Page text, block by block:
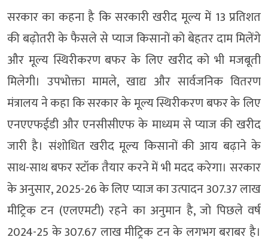
सरकार का कहना है कि सरकारी खरीद मूल्य में 13 प्रतिशत
की बढ़ोतरी के फैसले से प्याज किसानों को बेहतर दाम मिलेंगे
और मूल्य स्थिरीकरण बफर के लिए खरीद को भी मजबूती
मिलेगी। उपभोक्ता मामले, खाद्य और सार्वजनिक वितरण
मंत्रालय ने कहा कि सरकार के मूल्य स्थिरीकरण बफर के लिए
एनएएफईडी और एनसीसीएफ के माध्यम से प्याज की खरीद
जारी है। संशोधित खरीद मूल्य किसानों की आय बढ़ाने के
साथ-साथ बफर स्टॉक तैयार करने में भी मदद करेगा। सरकार
के अनुसार, 2025-26 के लिए प्याज का उत्पादन 307.37 लाख
मीट्रिक टन (एलएमटी) रहने का अनुमान है, जो पिछले वर्ष
2024-25 के 307.67 लाख मीट्रिक टन के लगभग बराबर है।